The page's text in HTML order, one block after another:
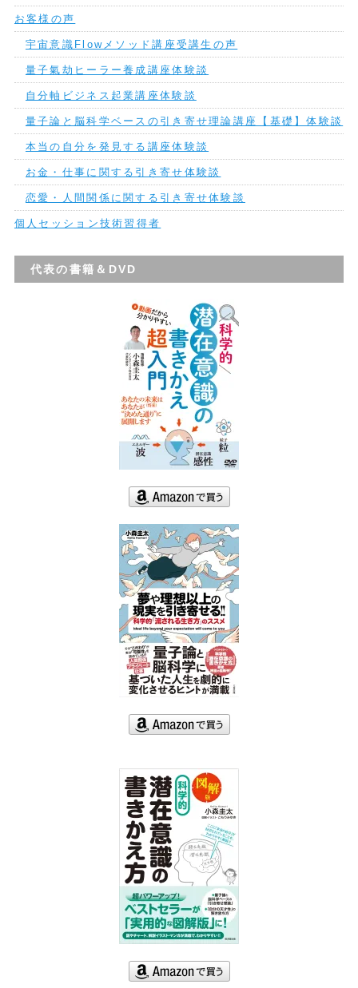
お客様の声
宇宙意識Flowメソッド講座受講生の声
量子氣劫ヒーラー養成講座体験談
自分軸ビジネス起業講座体験談
量子論と脳科学ベースの引き寄せ理論講座【基礎】体験談
本当の自分を発見する講座体験談
お金・仕事に関する引き寄せ体験談
恋愛・人間関係に関する引き寄せ体験談
個人セッション技術習得者
代表の書籍＆DVD